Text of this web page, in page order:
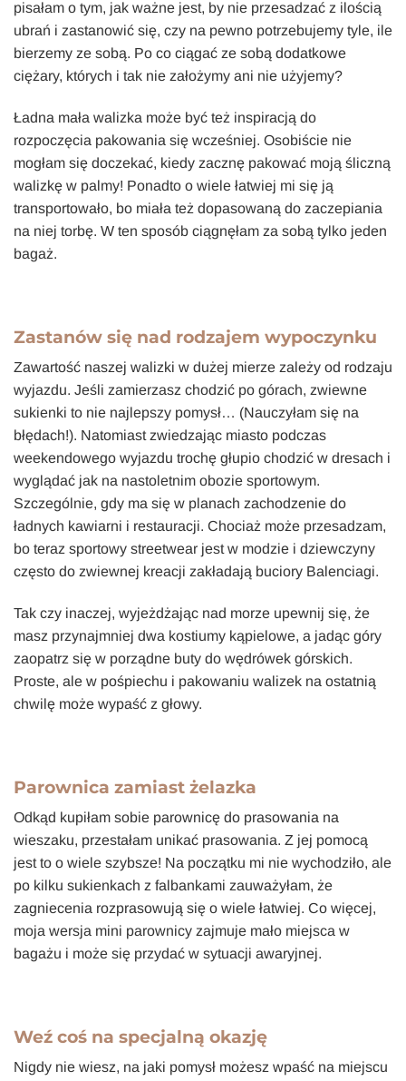
pisałam o tym, jak ważne jest, by nie przesadzać z ilością
ubrań i zastanowić się, czy na pewno potrzebujemy tyle, ile
bierzemy ze sobą. Po co ciągać ze sobą dodatkowe
ciężary, których i tak nie założymy ani nie użyjemy?
Ładna mała walizka może być też inspiracją do
rozpoczęcia pakowania się wcześniej. Osobiście nie
mogłam się doczekać, kiedy zacznę pakować moją śliczną
walizkę w palmy! Ponadto o wiele łatwiej mi się ją
transportowało, bo miała też dopasowaną do zaczepiania
na niej torbę. W ten sposób ciągnęłam za sobą tylko jeden
bagaż.
Zastanów się nad rodzajem wypoczynku
Zawartość naszej walizki w dużej mierze zależy od rodzaju
wyjazdu. Jeśli zamierzasz chodzić po górach, zwiewne
sukienki to nie najlepszy pomysł… (Nauczyłam się na
błędach!). Natomiast zwiedzając miasto podczas
weekendowego wyjazdu trochę głupio chodzić w dresach i
wyglądać jak na nastoletnim obozie sportowym.
Szczególnie, gdy ma się w planach zachodzenie do
ładnych kawiarni i restauracji. Chociaż może przesadzam,
bo teraz sportowy streetwear jest w modzie i dziewczyny
często do zwiewnej kreacji zakładają buciory Balenciagi.
Tak czy inaczej, wyjeżdżając nad morze upewnij się, że
masz przynajmniej dwa kostiumy kąpielowe, a jadąc góry
zaopatrz się w porządne buty do wędrówek górskich.
Proste, ale w pośpiechu i pakowaniu walizek na ostatnią
chwilę może wypaść z głowy.
Parownica zamiast żelazka
Odkąd kupiłam sobie parownicę do prasowania na
wieszaku, przestałam unikać prasowania. Z jej pomocą
jest to o wiele szybsze! Na początku mi nie wychodziło, ale
po kilku sukienkach z falbankami zauważyłam, że
zagniecenia rozprasowują się o wiele łatwiej. Co więcej,
moja wersja mini parownicy zajmuje mało miejsca w
bagażu i może się przydać w sytuacji awaryjnej.
Weź coś na specjalną okazję
Nigdy nie wiesz, na jaki pomysł możesz wpaść na miejscu